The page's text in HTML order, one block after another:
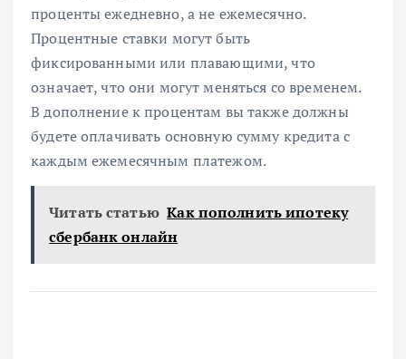
проценты ежедневно, а не ежемесячно.
Процентные ставки могут быть
фиксированными или плавающими, что
означает, что они могут меняться со временем.
В дополнение к процентам вы также должны
будете оплачивать основную сумму кредита с
каждым ежемесячным платежом.
Читать статью Как пополнить ипотеку
сбербанк онлайн